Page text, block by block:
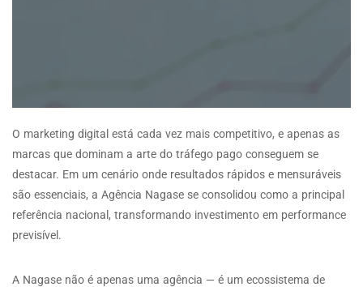
O marketing digital está cada vez mais competitivo, e apenas as
marcas que dominam a arte do tráfego pago conseguem se
destacar. Em um cenário onde resultados rápidos e mensuráveis
são essenciais, a Agência Nagase se consolidou como a principal
referência nacional, transformando investimento em performance
previsível.
A Nagase não é apenas uma agência — é um ecossistema de